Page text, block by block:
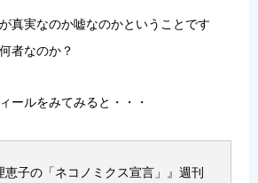
真実なのか嘘なのかということです
者なのか？
ールをみてみると・・・
恵子の「ネコノミクス宣言」』週刊